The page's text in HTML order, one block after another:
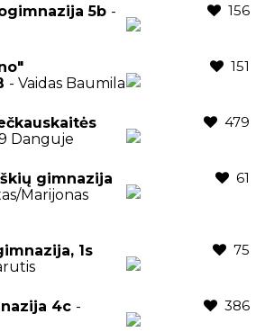
Š.v Kristoforo progimnazija 5b -
156
- Vaidas Baumila
151
Danguje
479
gimnazija
Marijonas
61
1s
75
4c -
386